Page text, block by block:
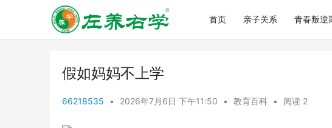
首页 亲子关系 青春叛逆
假如妈妈不上学
66218535 • 2026年7月6日 下午11:50 • 教育百科 • 阅读 2